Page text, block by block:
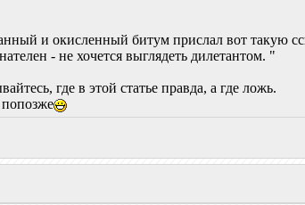
и окисленный битум прислал вот такую
- не хочется выглядеть дилетантом. "
где в этой статье правда, а где ложь.
попозже